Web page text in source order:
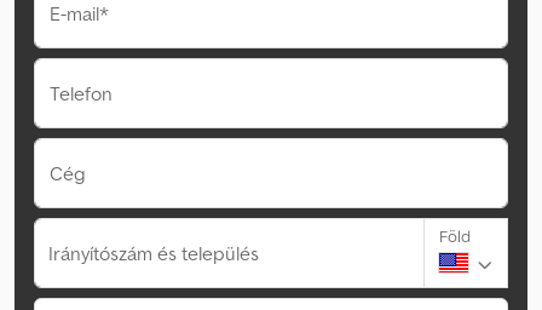
E-mail*
Telefon
Cég
Irányítószám és település
Föld